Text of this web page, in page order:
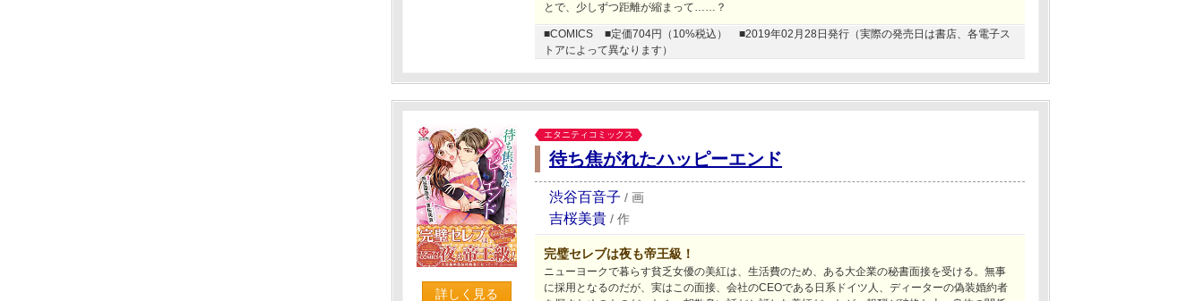
とで、少しずつ距離が縮まって……？
■COMICS ■定価704円（10%税込）
■2019年02月28日発行（実際の発売日は書店、各電子ス
トアによって異なります）
詳しく見る
エタニティコミックス
待ち焦がれたハッピーエンド
渋谷百音子 / 画
吉桜美貴 / 作
完璧セレブは夜も帝王級！
ニューヨークで暮らす貧乏女優の美紅は、生活費のため、ある大企業の秘書面接を受ける。無事
に採用となるのだが、実はこの面接、会社のCEOである日系ドイツ人、ディーターの偽装婚約者